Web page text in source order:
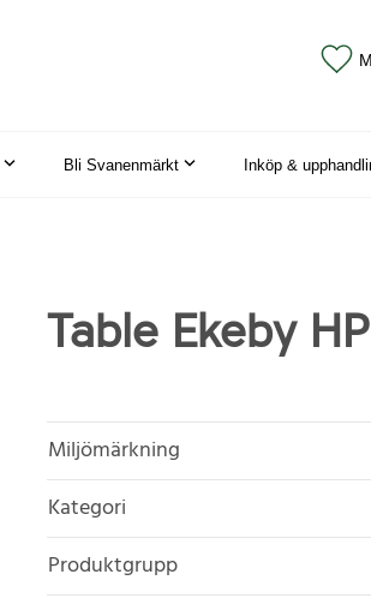
Bli Svanenmärkt Inköp &
Table Ekeby
Miljömärkning
Kategori
Produktgrupp